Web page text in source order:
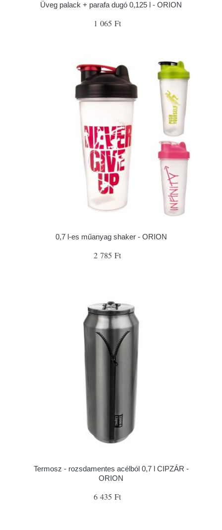
Üveg palack + parafa dugó 0,125 l - ORION
1 065 Ft
0,7 l-es műanyag shaker - ORION
2 785 Ft
Termosz - rozsdamentes acélból 0,7 l CIPZÁR -
ORION
6 435 Ft